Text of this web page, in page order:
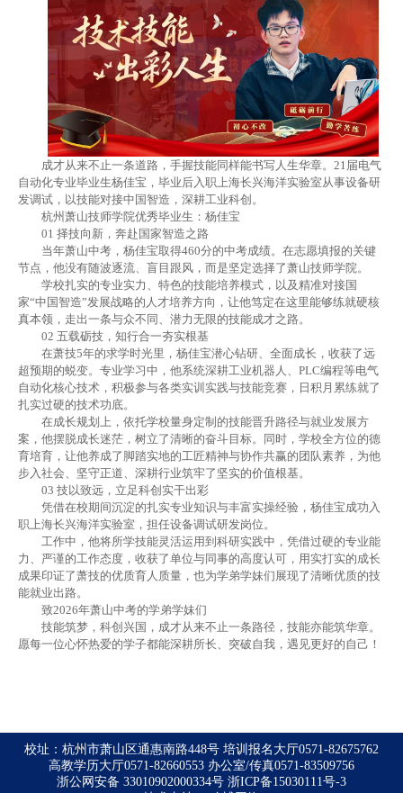
成才从来不止一条道路，手握技能同样能书写人生华章。21届电气
自动化专业毕业生杨佳宝，毕业后入职上海长兴海洋实验室从事设备研
发调试，以技能对接中国智造，深耕工业科创。
杭州萧山技师学院优秀毕业生：杨佳宝
01 择技向新，奔赴国家智造之路
当年萧山中考，杨佳宝取得460分的中考成绩。在志愿填报的关键
节点，他没有随波逐流、盲目跟风，而是坚定选择了萧山技师学院。
学校扎实的专业实力、特色的技能培养模式，以及精准对接国
家“中国智造”发展战略的人才培养方向，让他笃定在这里能够练就硬核
真本领，走出一条与众不同、潜力无限的技能成才之路。
02 五载砺技，知行合一夯实根基
在萧技5年的求学时光里，杨佳宝潜心钻研、全面成长，收获了远
超预期的蜕变。专业学习中，他系统深耕工业机器人、PLC编程等电气
自动化核心技术，积极参与各类实训实践与技能竞赛，日积月累练就了
扎实过硬的技术功底。
在成长规划上，依托学校量身定制的技能晋升路径与就业发展方
案，他摆脱成长迷茫，树立了清晰的奋斗目标。同时，学校全方位的德
育培育，让他养成了脚踏实地的工匠精神与协作共赢的团队素养，为他
步入社会、坚守正道、深耕行业筑牢了坚实的价值根基。
03 技以致远，立足科创实干出彩
凭借在校期间沉淀的扎实专业知识与丰富实操经验，杨佳宝成功入
职上海长兴海洋实验室，担任设备调试研发岗位。
工作中，他将所学技能灵活运用到科研实践中，凭借过硬的专业能
力、严谨的工作态度，收获了单位与同事的高度认可，用实打实的成长
成果印证了萧技的优质育人质量，也为学弟学妹们展现了清晰优质的技
能就业出路。
致2026年萧山中考的学弟学妹们
技能筑梦，科创兴国，成才从来不止一条路径，技能亦能筑华章。
愿每一位心怀热爱的学子都能深耕所长、突破自我，遇见更好的自己！
校址：杭州市萧山区通惠南路448号 培训报名大厅0571-82675762
高教学历大厅0571-82660553 办公室/传真0571-83509756
浙公网安备 33010902000334号 浙ICP备15030111号-3